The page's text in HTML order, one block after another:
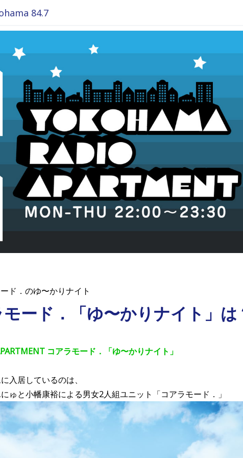
84.7
ド．のゆ〜かりナイト
ード．「ゆ〜かりナイト」は
コアラモード．「ゆ〜かりナイト」
入居しているのは、
ゅと小幡康裕による男女2人組ユニット「コアラモード．」